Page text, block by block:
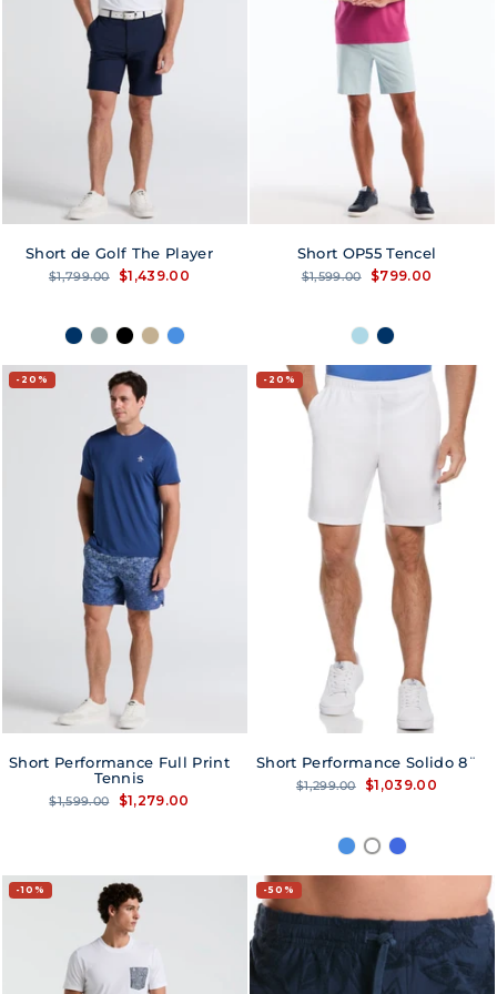
Short de Golf The Player
Precio
$1,799.00
Precio
$1,439.00
Short OP55 Tencel
Precio
$1,599.00
Precio
$799.00
20%
Short Performance Full Print
Tennis
Precio
$1,599.00
Precio
$1,279.00
20%
Short Performance Solido 8¨
Precio
$1,299.00
Precio
$1,039.00
10% 50%